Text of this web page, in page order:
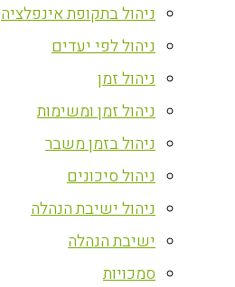
ניהול בתקופת אינפלציה
ניהול לפי יעדים
ניהול זמן
ניהול זמן ומשימות
ניהול בזמן משבר
ניהול סיכונים
ניהול ישיבת הנהלה
ישיבת הנהלה
סמכויות